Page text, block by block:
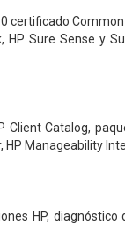
certificado Common
HP Sure Sense y
Client Catalog,
Manageability
HP,